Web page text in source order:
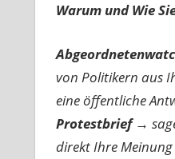
Warum und Wie
von Politikern aus
eine öffentliche
Protestbrief →
direkt Ihre Meinung